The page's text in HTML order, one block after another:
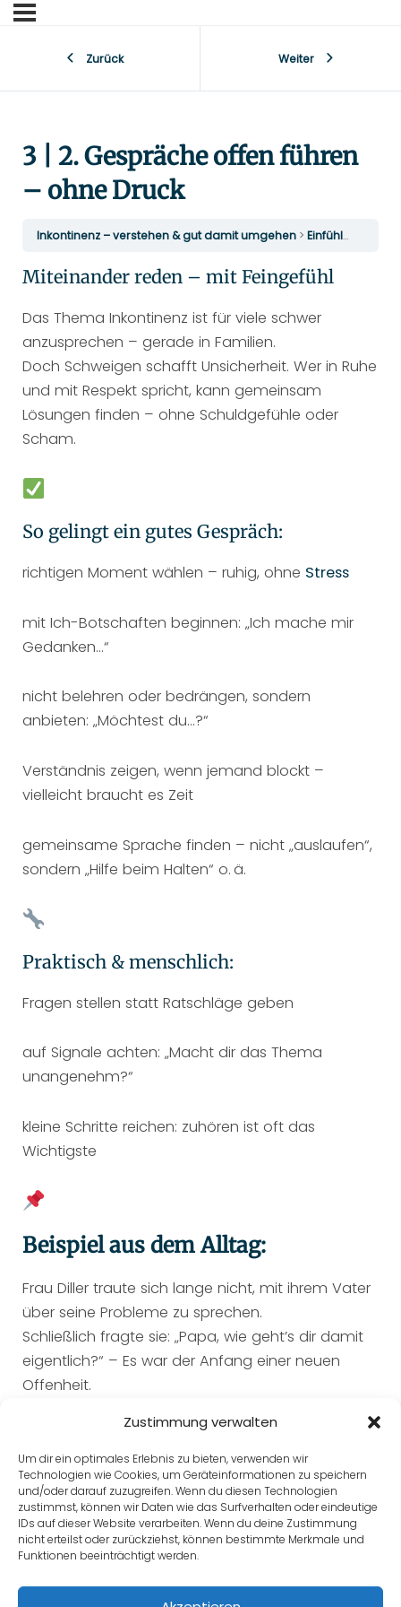
Zustimmung verwalten
Um dir ein optimales Erlebnis zu bieten, verwenden wir
Technologien wie Cookies, um Geräteinformationen zu speichern
und/oder darauf zuzugreifen. Wenn du diesen Technologien
zustimmst, können wir Daten wie das Surfverhalten oder eindeutige
IDs auf dieser Website verarbeiten. Wenn du deine Zustimmung
nicht erteilst oder zurückziehst, können bestimmte Merkmale und
Funktionen beeinträchtigt werden.
Zurück Weiter
3 | 2. Gespräche offen führen
– ohne Druck
Inkontinenz – verstehen & gut damit umgehen Einfühlsam begleiten
Miteinander reden – mit Feingefühl
Das Thema Inkontinenz ist für viele schwer
anzusprechen – gerade in Familien.
Doch Schweigen schafft Unsicherheit. Wer in Ruhe
und mit Respekt spricht, kann gemeinsam
Lösungen finden – ohne Schuldgefühle oder
Scham.
So gelingt ein gutes Gespräch:
richtigen Moment wählen – ruhig, ohne Stress
mit Ich-Botschaften beginnen: „Ich mache mir
Gedanken…“
nicht belehren oder bedrängen, sondern
anbieten: „Möchtest du…?“
Verständnis zeigen, wenn jemand blockt –
vielleicht braucht es Zeit
gemeinsame Sprache finden – nicht „auslaufen“,
sondern „Hilfe beim Halten“ o. ä.
Praktisch & menschlich:
Fragen stellen statt Ratschläge geben
auf Signale achten: „Macht dir das Thema
unangenehm?“
kleine Schritte reichen: zuhören ist oft das
Wichtigste
Beispiel aus dem Alltag:
Frau Diller traute sich lange nicht, mit ihrem Vater
über seine Probleme zu sprechen.
Schließlich fragte sie: „Papa, wie geht’s dir damit
eigentlich?“ – Es war der Anfang einer neuen
Offenheit.
Zurück zu Lektion
Weiter